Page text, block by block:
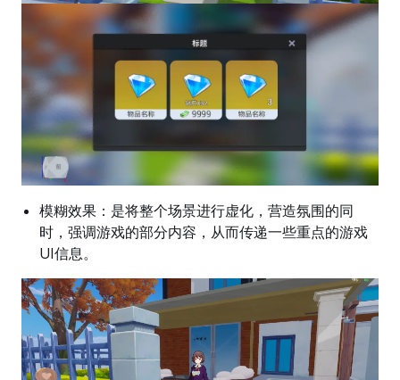
模糊效果：是将整个场景进行虚化，营造氛围的同
时，强调游戏的部分内容，从而传递一些重点的游戏
UI信息。